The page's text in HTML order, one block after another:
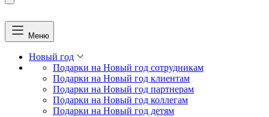
Меню
Новый год
Подарки на Новый год сотрудникам
Подарки на Новый год клиентам
Подарки на Новый год партнерам
Подарки на Новый год коллегам
Подарки на Новый год детям